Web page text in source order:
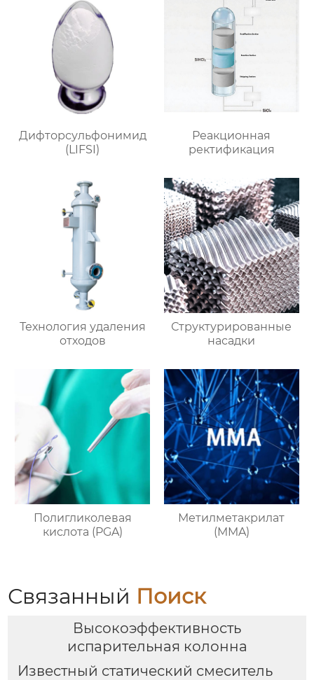
Дифторсульфонимид
(LIFSI)
Реакционная
ректификация
Технология удаления
отходов
Структурированные
насадки
Полигликолевая
кислота (PGA)
Метилметакрилат
(MMA)
Связанный Поиск
Высокоэффективность
испарительная колонна
Известный статический смеситель